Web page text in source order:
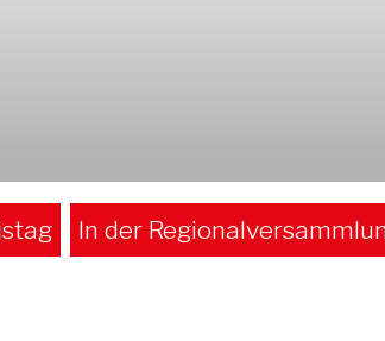
In der